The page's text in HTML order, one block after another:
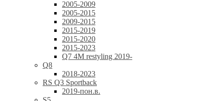
2005-2009
2005-2015
2009-2015
2015-2019
2015-2020
2015-2023
Q7 4M restyling 2019-
Q8
2018-2023
RS Q3 Sportback
2019-пон.в.